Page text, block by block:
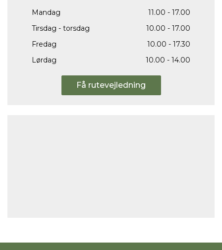
Mandag
11.00 - 17.00
Tirsdag - torsdag
10.00 - 17.00
Fredag
10.00 - 17.30
Lørdag
10.00 - 14.00
Få rutevejledning